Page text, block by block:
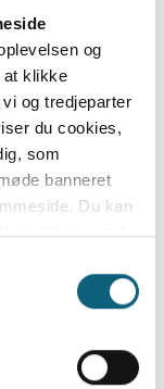
og
at klikke
og tredjeparter
du cookies,
som
banneret
Du kan
tilbage ved
og Maj-Britt